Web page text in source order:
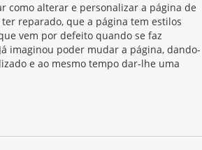
como alterar e personalizar a página de
ter reparado, que a página tem estilos
vem por defeito quando se faz
imaginou poder mudar a página, dando-
e ao mesmo tempo dar-lhe uma